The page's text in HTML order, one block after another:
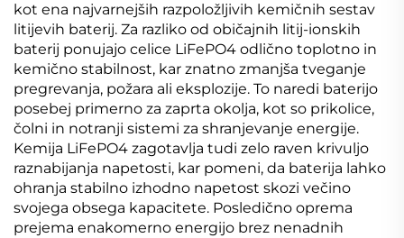
kot ena najvarnejših razpoložljivih kemičnih sestav
litijevih baterij. Za razliko od običajnih litij-ionskih
baterij ponujajo celice LiFePO4 odlično toplotno in
kemično stabilnost, kar znatno zmanjša tveganje
pregrevanja, požara ali eksplozije. To naredi baterijo
posebej primerno za zaprta okolja, kot so prikolice,
čolni in notranji sistemi za shranjevanje energije.
Kemija LiFePO4 zagotavlja tudi zelo raven krivuljo
raznabijanja napetosti, kar pomeni, da baterija lahko
ohranja stabilno izhodno napetost skozi večino
svojega obsega kapacitete. Posledično oprema
prejema enakomerno energijo brez nenadnih